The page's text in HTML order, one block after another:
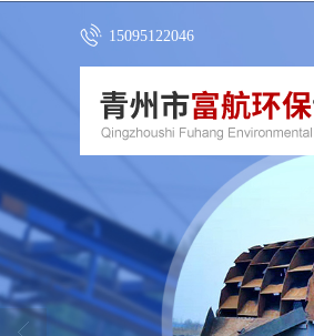
15095122046